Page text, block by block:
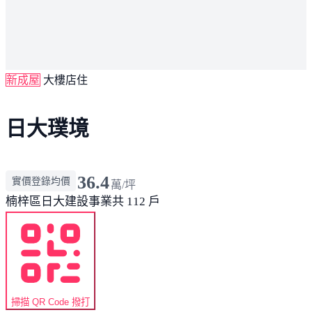
新成屋 大樓店住
日大璞境
實價登錄均價 36.4萬/坪
楠梓區 日大建設事業共 112 戶
掃描 QR Code 撥打